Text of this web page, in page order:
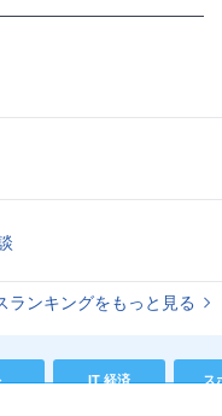
ランキングをもっと見る
IT 経済 ス